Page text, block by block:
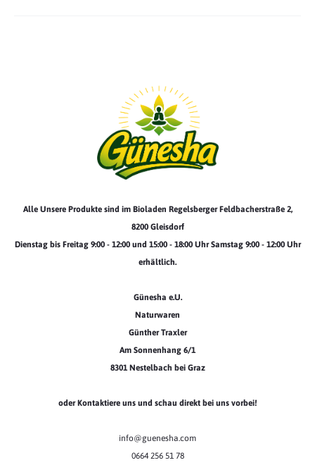
Alle Unsere Produkte sind im Bioladen Regelsberger Feldbacherstraße 2,
8200 Gleisdorf
Dienstag bis Freitag 9:00 - 12:00 und 15:00 - 18:00 Uhr Samstag 9:00 - 12:00 Uhr
erhältlich.
Günesha e.U.
Naturwaren
Günther Traxler
Am Sonnenhang 6/1
8301 Nestelbach bei Graz
oder Kontaktiere uns und schau direkt bei uns vorbei!
info@guenesha.com
0664 256 51 78